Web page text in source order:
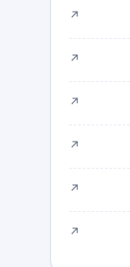
↗
↗
↗
↗
↗
↗